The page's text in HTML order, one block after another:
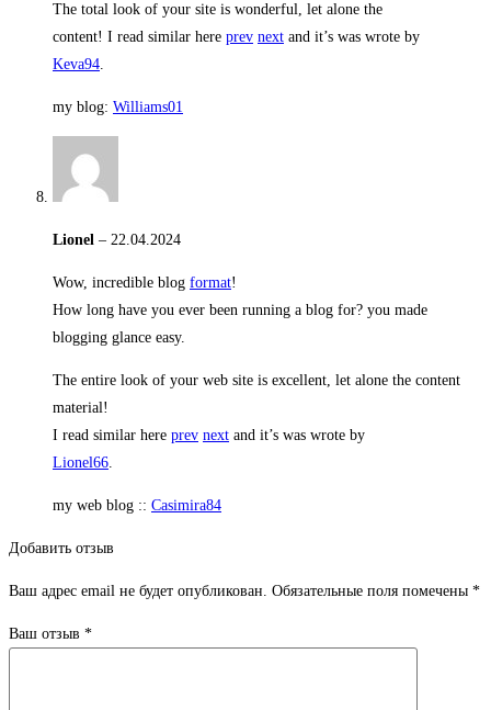
The total look of your site is wonderful, let alone the
content! I read similar here prev next and it’s was wrote by
Keva94.
my blog: Williams01
Lionel – 22.04.2024
Wow, incredible blog format!
How long have you ever been running a blog for? you made
blogging glance easy.
The entire look of your web site is excellent, let alone the content
material!
I read similar here prev next and it’s was wrote by
Lionel66.
my web blog :: Casimira84
Добавить отзыв
Ваш адрес email не будет опубликован. Обязательные поля помечены *
Ваш отзыв *